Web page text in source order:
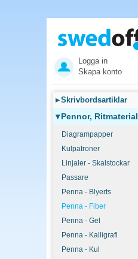
Logga in
Skapa konto
▸Skrivbordsartiklar
▾Pennor, Ritmaterial
Diagrampapper
Kulpatroner
Linjaler - Skalstockar
Passare
Penna - Blyerts
Penna - Fiber
Penna - Gel
Penna - Kalligrafi
Penna - Kul